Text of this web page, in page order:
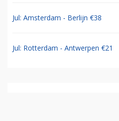
Jul: Amsterdam - Berlijn €38
Jul: Rotterdam - Antwerpen €21